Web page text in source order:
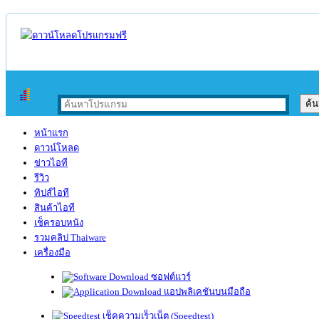
หน้าแรก
ดาวน์โหลด
ข่าวไอที
รีวิว
ทิปส์ไอที
สินค้าไอที
เช็ครอบหนัง
รวมคลิป Thaiware
เครื่องมือ
ซอฟต์แวร์
แอปพลิเคชันบนมือถือ
เช็คความเร็วเน็ต (Speedtest)